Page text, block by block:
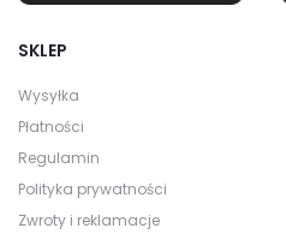
SKLEP
Wysyłka
Płatności
Regulamin
Polityka prywatności
Zwroty i reklamacje